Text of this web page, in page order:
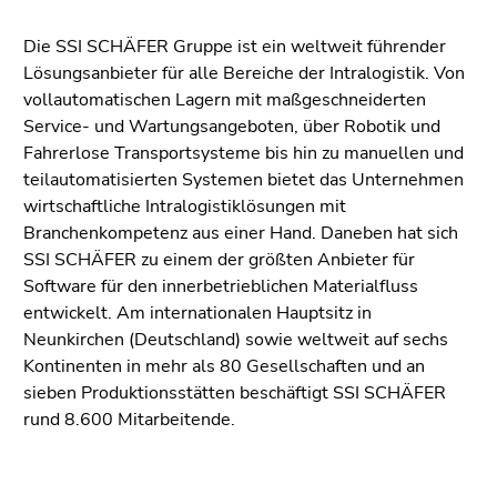
Die SSI SCHÄFER Gruppe ist ein weltweit führender
Lösungsanbieter für alle Bereiche der Intralogistik. Von
vollautomatischen Lagern mit maßgeschneiderten
Service- und Wartungsangeboten, über Robotik und
Fahrerlose Transportsysteme bis hin zu manuellen und
teilautomatisierten Systemen bietet das Unternehmen
wirtschaftliche Intralogistiklösungen mit
Branchenkompetenz aus einer Hand. Daneben hat sich
SSI SCHÄFER zu einem der größten Anbieter für
Software für den innerbetrieblichen Materialfluss
entwickelt. Am internationalen Hauptsitz in
Neunkirchen (Deutschland) sowie weltweit auf sechs
Kontinenten in mehr als 80 Gesellschaften und an
sieben Produktionsstätten beschäftigt SSI SCHÄFER
rund 8.600 Mitarbeitende.